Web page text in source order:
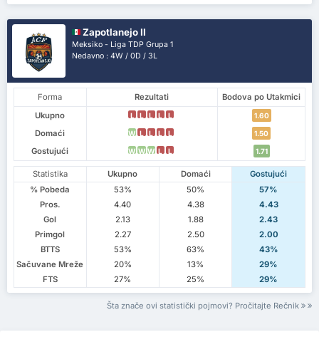
Zapotlanejo II
Meksiko - Liga TDP Grupa 1
Nedavno : 4W / 0D / 3L
Forma Rezultati
Bodova po Utakmici
Ukupno
L L L L L 1.60
Domaći W L L L L 1.50
Gostujući W W W L L 1.71
Statistika Ukupno Domaći
Gostujući
% Pobeda
53% 50%
57%
Pros.
4.40 4.38
4.43
Gol
2.13 1.88
2.43
Primgol
2.27 2.50
2.00
BTTS
53% 63%
43%
Sačuvane Mreže
20% 13%
29%
FTS
27% 25% 29%
Šta znače ovi statistički pojmovi? Pročitajte Rečnik